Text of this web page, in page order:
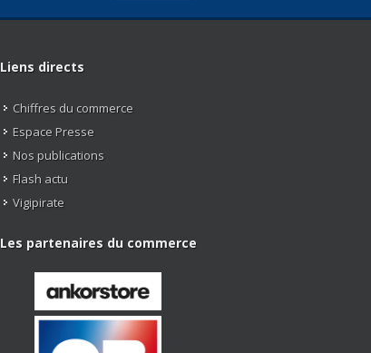
Liens directs
Chiffres du commerce
Espace Presse
Nos publications
Flash actu
Vigipirate
Les partenaires du commerce